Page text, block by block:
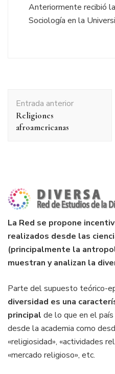
Anteriormente recibió
Sociología en la
de
entradas
Entrada anterior
Religiones
afroamericanas
La Red se propone
realizados desde las
(principalmente la
muestran y analizan la
Parte del supuesto teórico-
diversidad es una
principal de lo que en el
desde la academia como
«religiosidad», «actividades
«mercado religioso», etc.